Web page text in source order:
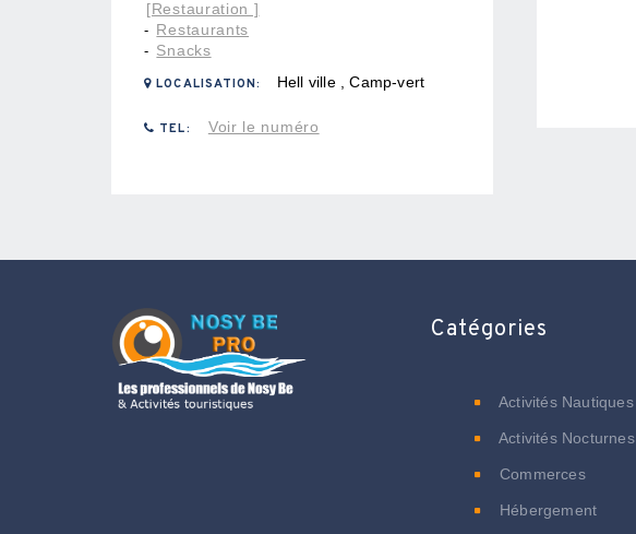
[Restauration ]
- Restaurants
- Snacks
LOCALISATION: Hell ville , Camp-vert
TEL: Voir le numéro
Catégories
Activités Nautiques
Activités Nocturnes
Commerces
Hébergement